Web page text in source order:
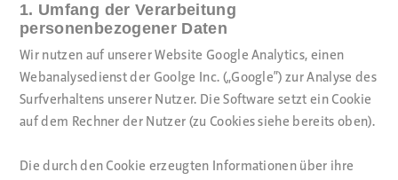
1. Umfang der Verarbeitung
personenbezogener Daten
Wir nutzen auf unserer Website Google Analytics, einen
Webanalysedienst der Goolge Inc. („Google“) zur Analyse des
Surfverhaltens unserer Nutzer. Die Software setzt ein Cookie
auf dem Rechner der Nutzer (zu Cookies siehe bereits oben).
Die durch den Cookie erzeugten Informationen über ihre